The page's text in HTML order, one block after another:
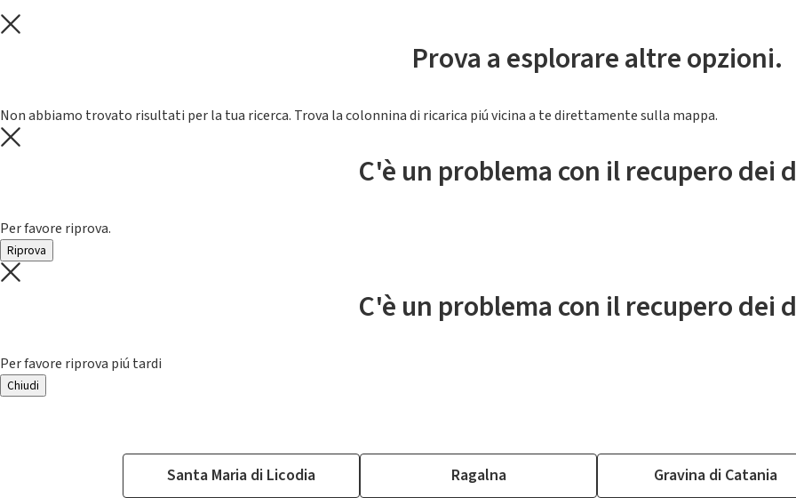
Prova a esplorare altre opzioni.
Non abbiamo trovato risultati per la tua ricerca. Trova la colonnina di ricarica piú vicina a te direttamente sulla mappa.
C'è un problema con il recupero dei
Per favore riprova.
Riprova
C'è un problema con il recupero dei
Per favore riprova piú tardi
Chiudi
Santa Maria di Licodia Ragalna
Gravina di Catania